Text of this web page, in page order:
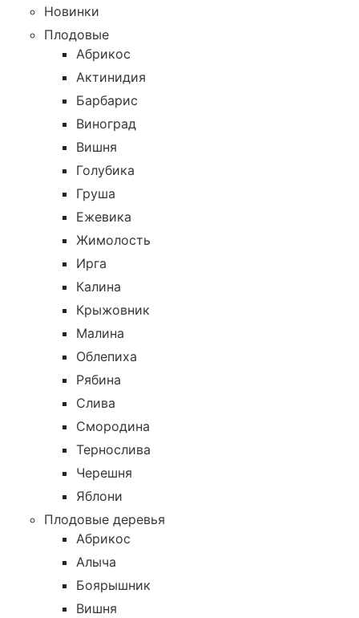
Новинки
Плодовые
Абрикос
Актинидия
Барбарис
Виноград
Вишня
Голубика
Груша
Ежевика
Жимолость
Ирга
Калина
Крыжовник
Малина
Облепиха
Рябина
Слива
Смородина
Тернослива
Черешня
Яблони
Плодовые деревья
Абрикос
Алыча
Боярышник
Вишня